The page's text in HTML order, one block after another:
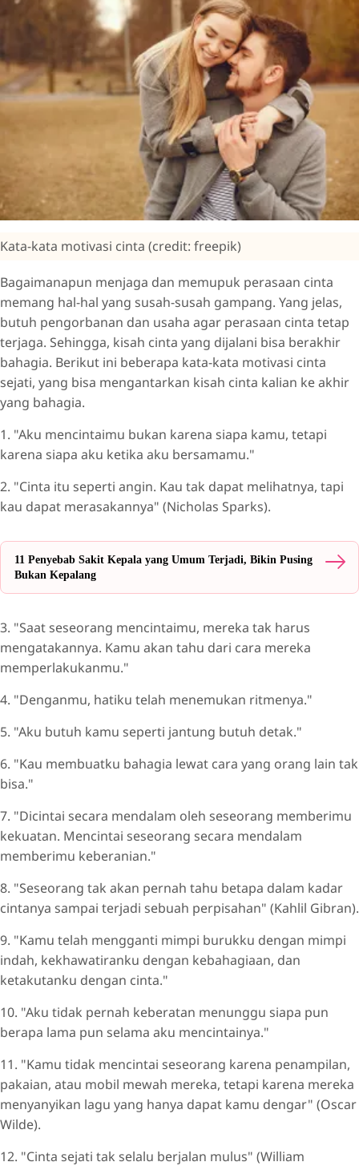
Kata-kata motivasi cinta (credit: freepik)
Bagaimanapun menjaga dan memupuk perasaan cinta
memang hal-hal yang susah-susah gampang. Yang jelas,
butuh pengorbanan dan usaha agar perasaan cinta tetap
terjaga. Sehingga, kisah cinta yang dijalani bisa berakhir
bahagia. Berikut ini beberapa kata-kata motivasi cinta
sejati, yang bisa mengantarkan kisah cinta kalian ke akhir
yang bahagia.
1. "Aku mencintaimu bukan karena siapa kamu, tetapi
karena siapa aku ketika aku bersamamu."
2. "Cinta itu seperti angin. Kau tak dapat melihatnya, tapi
kau dapat merasakannya" (Nicholas Sparks).
11 Penyebab Sakit Kepala yang Umum Terjadi, Bikin Pusing
Bukan Kepalang
3. "Saat seseorang mencintaimu, mereka tak harus
mengatakannya. Kamu akan tahu dari cara mereka
memperlakukanmu."
4. "Denganmu, hatiku telah menemukan ritmenya."
5. "Aku butuh kamu seperti jantung butuh detak."
6. "Kau membuatku bahagia lewat cara yang orang lain tak
bisa."
7. "Dicintai secara mendalam oleh seseorang memberimu
kekuatan. Mencintai seseorang secara mendalam
memberimu keberanian."
8. "Seseorang tak akan pernah tahu betapa dalam kadar
cintanya sampai terjadi sebuah perpisahan" (Kahlil Gibran).
9. "Kamu telah mengganti mimpi burukku dengan mimpi
indah, kekhawatiranku dengan kebahagiaan, dan
ketakutanku dengan cinta."
10. "Aku tidak pernah keberatan menunggu siapa pun
berapa lama pun selama aku mencintainya."
11. "Kamu tidak mencintai seseorang karena penampilan,
pakaian, atau mobil mewah mereka, tetapi karena mereka
menyanyikan lagu yang hanya dapat kamu dengar" (Oscar
Wilde).
12. "Cinta sejati tak selalu berjalan mulus" (William